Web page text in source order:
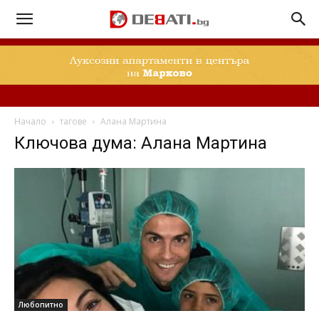
Начало тагове Алана Мартина
Ключова дума: Алана Мартина
Любопитно